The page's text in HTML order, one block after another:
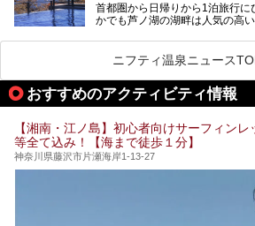
業」「駅近」など、目的別に厳
今の気分にぴったりの施設を見
昭和の日本を代表する建築家の
に建てた桃源郷のようなホテル
提供元：株式会社西武・プリン
【PR】
この記事はザ・プリンス 箱根芦
首都圏から日帰りから1泊旅行に
かでも芦ノ湖の湖畔は人気の高
が楽しめるまさに眺望自慢の日
そしてここは全24室の「箱根 芦
して宿泊もできます。宿泊者は
加えて、朝6時からの宿泊者専用
のお風呂が利用できます。
今回は日帰り温泉としての「絶
（以下、龍宮殿本館）」と、旅
蛸川温泉 龍宮殿（以下、龍宮殿
りお伝えします！
ここは箱根神社、九頭龍神社、
4つの神社に囲まれたパワース
ニフティ温泉ニュース
おすすめのアクティビティ情報
【湘南・江ノ島】初心者向けサーフィン
等全て込み！【海まで徒歩１分】
神奈川県藤沢市片瀬海岸1-13-27